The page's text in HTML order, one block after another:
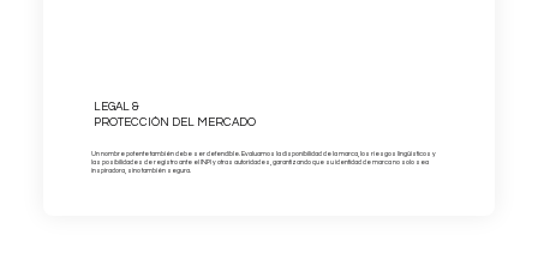
LEGAL &
PROTECCIÓN DEL MERCADO
Un nombre potente también debe ser defendible. Evaluamos la disponibilidad de la marca, los riesgos lingüísticos y
las posibilidades de registro ante el INPI y otras autoridades, garantizando que su identidad de marca no solo sea
inspiradora, sino también segura.